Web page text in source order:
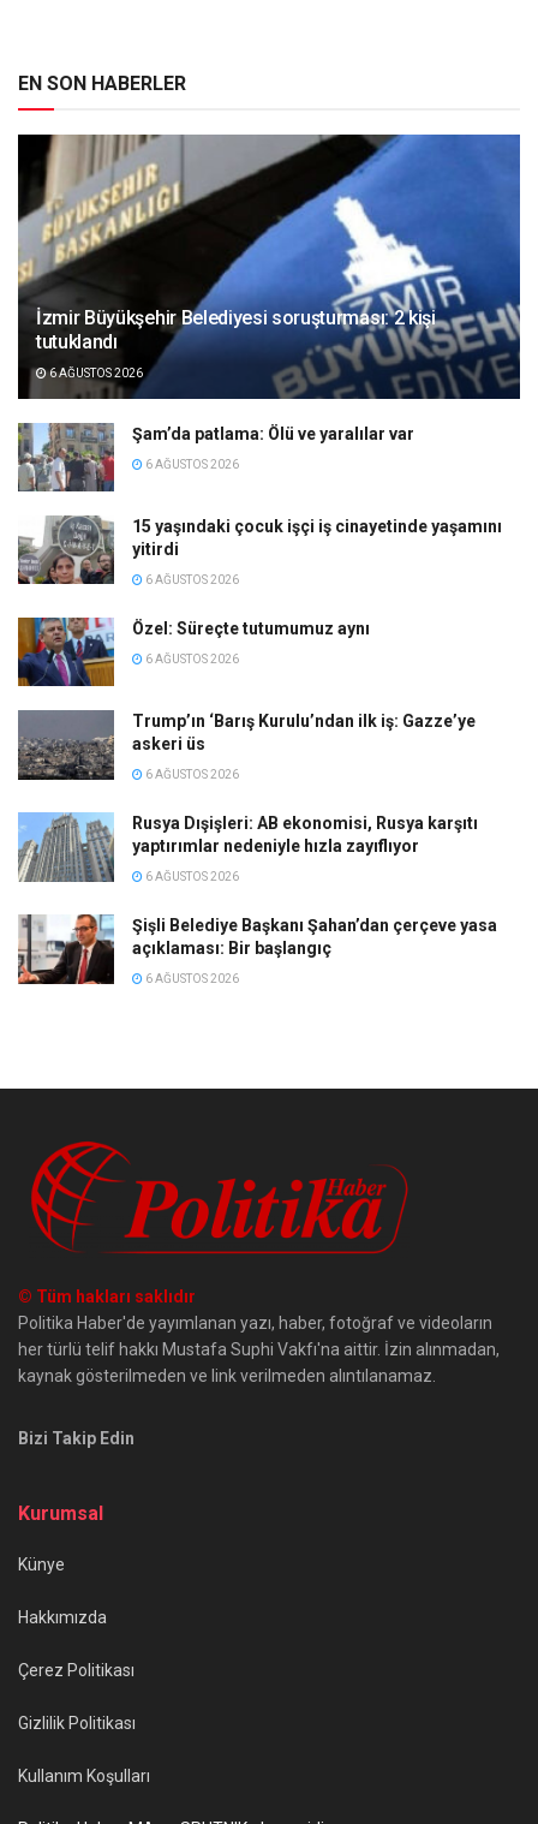
EN SON HABERLER
İzmir Büyükşehir Belediyesi soruşturması: 2 kişi
tutuklandı
6 AĞUSTOS 2026
Şam’da patlama: Ölü ve yaralılar var
6 AĞUSTOS 2026
15 yaşındaki çocuk işçi iş cinayetinde yaşamını
yitirdi
6 AĞUSTOS 2026
Özel: Süreçte tutumumuz aynı
6 AĞUSTOS 2026
Trump’ın ‘Barış Kurulu’ndan ilk iş: Gazze’ye
askeri üs
6 AĞUSTOS 2026
Rusya Dışişleri: AB ekonomisi, Rusya karşıtı
yaptırımlar nedeniyle hızla zayıflıyor
6 AĞUSTOS 2026
Şişli Belediye Başkanı Şahan’dan çerçeve yasa
açıklaması: Bir başlangıç
6 AĞUSTOS 2026
© Tüm hakları saklıdır
Politika Haber'de yayımlanan yazı, haber, fotoğraf ve videoların
her türlü telif hakkı Mustafa Suphi Vakfı'na aittir. İzin alınmadan,
kaynak gösterilmeden ve link verilmeden alıntılanamaz.
Bizi Takip Edin
Kurumsal
Künye
Hakkımızda
Çerez Politikası
Gizlilik Politikası
Kullanım Koşulları